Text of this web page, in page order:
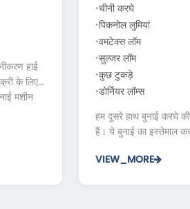
हाई
के लिए
मशीन
चीनी करघे
पिकनोल लुमियां
वमटेक्स लॉम
सुल्जर लॉम
कुछ टुकड़े
डोर्नियर लॉम्स
हम दूसरे हाथ बुनाई करघे
हैं। ये बुनाई का इस्तेमाल
कुशल हैं ...
VIEW_MORE